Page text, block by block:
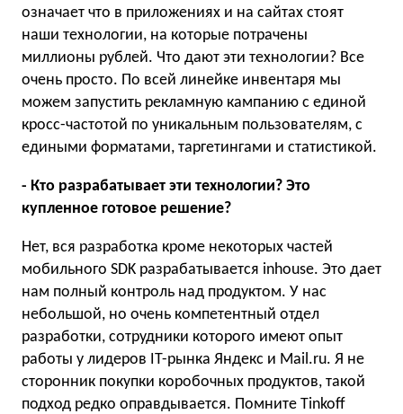
означает что в приложениях и на сайтах стоят
наши технологии, на которые потрачены
миллионы рублей. Что дают эти технологии? Все
очень просто. По всей линейке инвентаря мы
можем запустить рекламную кампанию с единой
кросс-частотой по уникальным пользователям, с
едиными форматами, таргетингами и статистикой.
- Кто разрабатывает эти технологии? Это
купленное готовое решение?
Нет, вся разработка кроме некоторых частей
мобильного SDK разрабатывается inhouse. Это дает
нам полный контроль над продуктом. У нас
небольшой, но очень компетентный отдел
разработки, сотрудники которого имеют опыт
работы у лидеров IT-рынка Яндекс и Mail.ru. Я не
сторонник покупки коробочных продуктов, такой
подход редко оправдывается. Помните Tinkoff